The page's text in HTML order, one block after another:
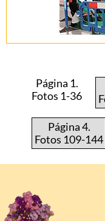
Página 1.
Fotos 1-36
Página 4.
Fotos 109-144